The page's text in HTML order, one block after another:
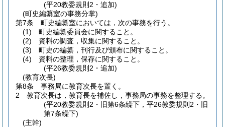
(平20教委規則2・追加)
(町史編纂室の事務分掌)
第7条
町史編纂室においては，次の事務を行う。
(1)
町史編纂委員会に関すること。
(2)
資料の調査，収集に関すること。
(3)
町史の編纂，刊行及び頒布に関すること。
(4)
資料の整理，保存に関すること。
(平26教委規則2・追加)
(教育次長)
第8条
事務局に教育次長を置く。
2
教育次長は，教育長を補佐し，事務局の事務を整理する。
(平20教委規則2・旧第6条繰下，平26教委規則2・旧
第7条繰下)
(主幹)